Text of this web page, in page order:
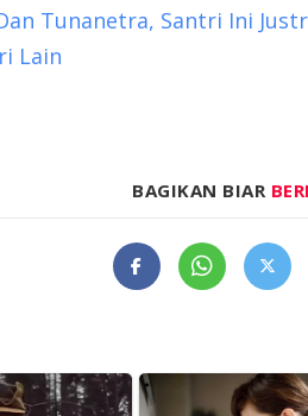
Tunanetra, Santri Ini
Lain
BAGIKAN BIAR